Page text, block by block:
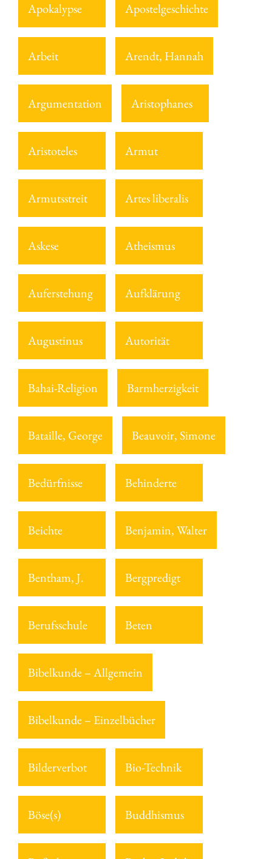
Apokalypse Apostelgeschichte
Arbeit Arendt, Hannah
Argumentation Aristophanes
Aristoteles Armut
Armutsstreit Artes liberalis
Askese Atheismus
Auferstehung Aufklärung
Augustinus Autorität
Bahai-Religion Barmherzigkeit
Bataille, George Beauvoir, Simone
Bedürfnisse Behinderte
Beichte Benjamin, Walter
Bentham, J. Bergpredigt
Berufsschule Beten
Bibelkunde – Allgemein
Bibelkunde – Einzelbücher
Bilderverbot Bio-Technik
Böse(s) Buddhismus